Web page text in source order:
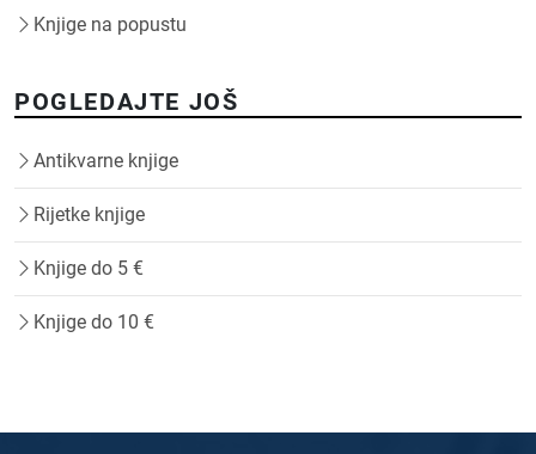
Knjige na popustu
POGLEDAJTE JOŠ
Antikvarne knjige
Rijetke knjige
Knjige do 5 €
Knjige do 10 €